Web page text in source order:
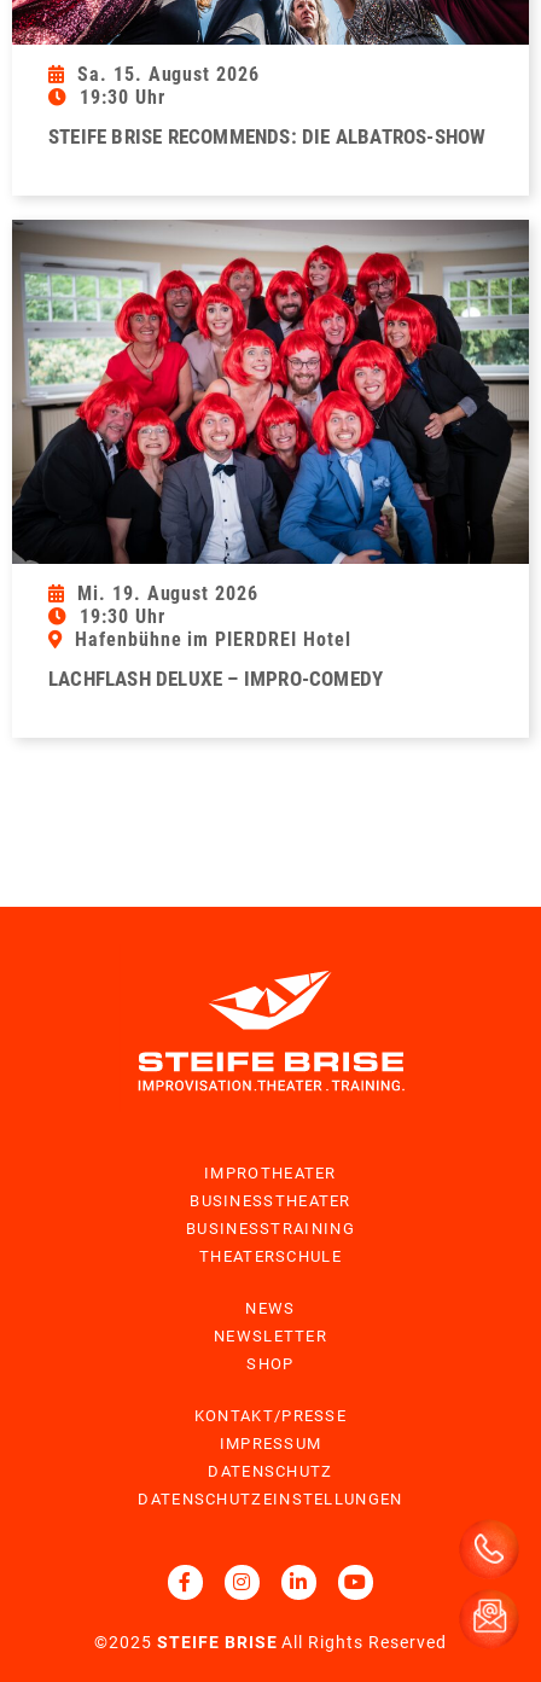
Sa. 15. August 2026
19:30 Uhr
STEIFE BRISE RECOMMENDS: DIE ALBATROS-SHOW
Mi. 19. August 2026
19:30 Uhr
Hafenbühne im PIERDREI Hotel
LACHFLASH DELUXE – IMPRO-COMEDY
IMPROTHEATER
BUSINESSTHEATER
BUSINESSTRAINING
THEATERSCHULE
NEWS
NEWSLETTER
SHOP
KONTAKT/PRESSE
IMPRESSUM
DATENSCHUTZ
DATENSCHUTZEINSTELLUNGEN
©2025STEIFE BRISE All Rights Reserved